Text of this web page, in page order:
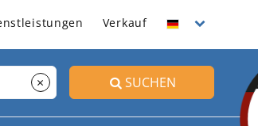
Verkauf
× SUCHEN